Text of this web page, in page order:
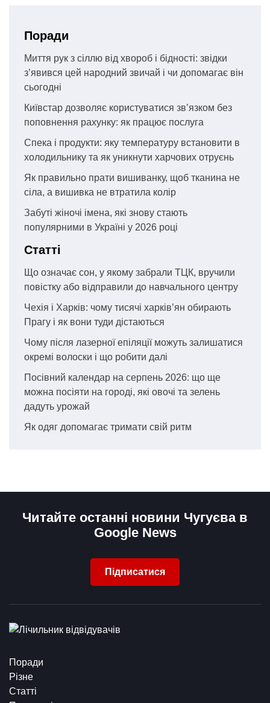
Поради
Миття рук з сіллю від хвороб і бідності: звідки
з’явився цей народний звичай і чи допомагає він
сьогодні
Київстар дозволяє користуватися зв’язком без
поповнення рахунку: як працює послуга
Спека і продукти: яку температуру встановити в
холодильнику та як уникнути харчових отруєнь
Як правильно прати вишиванку, щоб тканина не
сіла, а вишивка не втратила колір
Забуті жіночі імена, які знову стають
популярними в Україні у 2026 році
Статті
Що означає сон, у якому забрали ТЦК, вручили
повістку або відправили до навчального центру
Чехія і Харків: чому тисячі харків’ян обирають
Прагу і як вони туди дістаються
Чому після лазерної епіляції можуть залишатися
окремі волоски і що робити далі
Посівний календар на серпень 2026: що ще
можна посіяти на городі, які овочі та зелень
дадуть урожай
Як одяг допомагає тримати свій ритм
Читайте останні новини Чугуєва в
Google News
Підписатися
Поради
Різне
Статті